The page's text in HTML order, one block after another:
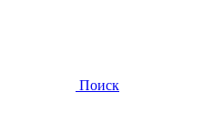
Поиск